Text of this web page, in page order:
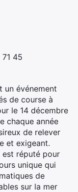
45
un événement
de course à
le 14 décembre
chaque année
de relever
et exigeant.
est réputé pour
unique qui
de
sur la mer